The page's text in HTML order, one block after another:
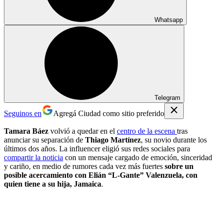
Whatsapp
Telegram
Seguinos en Agregá Ciudad como sitio preferido
Tamara Báez volvió a quedar en el centro de la escena tras
anunciar su separación de Thiago Martínez, su novio durante los
últimos dos años. La influencer eligió sus redes sociales para
compartir la noticia con un mensaje cargado de emoción, sinceridad
y cariño, en medio de rumores cada vez más fuertes sobre un
posible acercamiento con Elián “L-Gante” Valenzuela, con
quien tiene a su hija, Jamaica.